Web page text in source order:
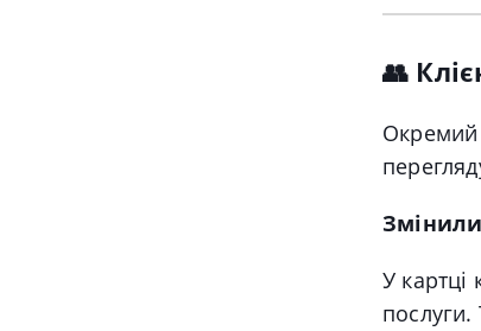
👥
Окремий
Змінили
У картці
послуги.